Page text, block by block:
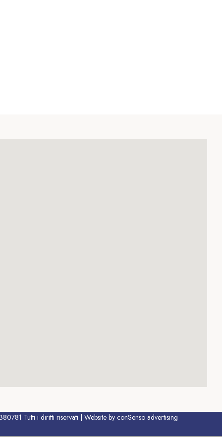
Tutti i diritti riservati | Website by conSenso advertising